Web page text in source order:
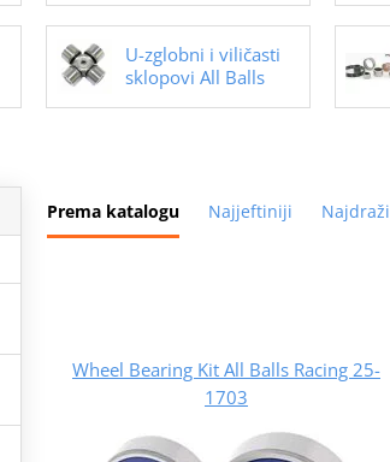
U-zglobni i viličasti
sklopovi All Balls
Prema katalogu Najjeftiniji Najdraži
Wheel Bearing Kit All Balls Racing 25-
1703